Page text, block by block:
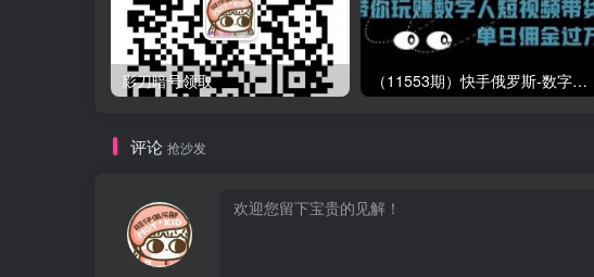
影刀暗号领取 （11553期）快手俄罗斯-数字人带货，带你玩赚数字人短视频带货，单日佣金过万
评论 抢沙发